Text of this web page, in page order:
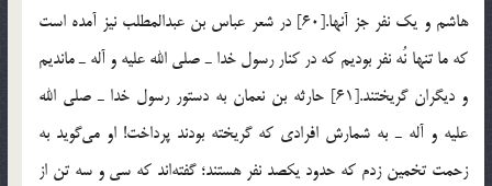
هاشم و یك نفر جز آنها.[60] در شعر عباس بن عبدالمطلب نیز آمده است
كه ما تنها نُه نفر بودیم كه در كنار رسول خدا ـ صلی الله علیه و آله ـ ماندیم
و دیگران گریختند.[61] حارثه بن نعمان به دستور رسول خدا ـ صلی الله
علیه و آله ـ به شمارش افرادی كه گریخته بودند پرداخت! او می‌گوید به
زحمت تخمین زدم كه حدود یكصد نفر هستند؛ گفته‌اند كه سی و سه تن از